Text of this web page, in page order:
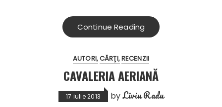
Continue Reading
AUTORI CĂRŢI RECENZII
CAVALERIA AERIANĂ
17 iulie 2013 byLiviu Radu